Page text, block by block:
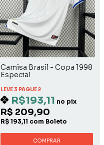
Camisa Brasil - Copa 1998
Especial
LEVE 3 PAGUE 2
R$193,11 no pix
R$ 209,90
R$ 193,11 com Boleto
COMPRAR